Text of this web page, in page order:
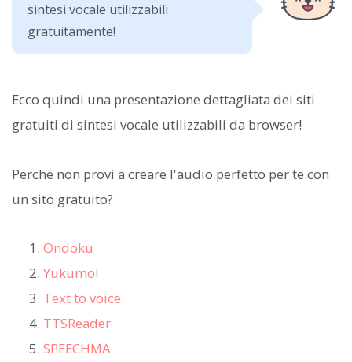
sintesi vocale utilizzabili
gratuitamente!
Ecco quindi una presentazione dettagliata dei siti
gratuiti di sintesi vocale utilizzabili da browser!
Perché non provi a creare l'audio perfetto per te con
un sito gratuito?
Ondoku
Yukumo!
Text to voice
TTSReader
SPEECHMA